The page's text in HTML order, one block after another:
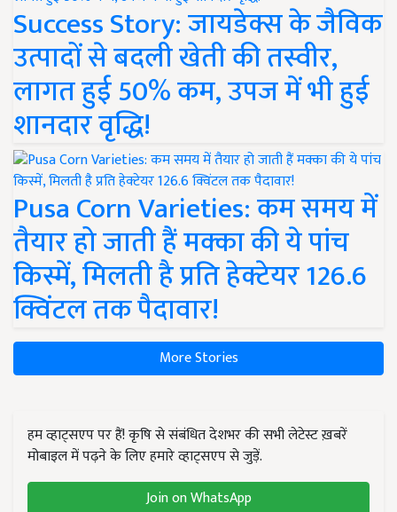
Success Story: जायडेक्स के जैविक
उत्पादों से बदली खेती की तस्वीर,
लागत हुई 50% कम, उपज में भी हुई
शानदार वृद्धि!
Pusa Corn Varieties: कम समय में
तैयार हो जाती हैं मक्का की ये पांच
किस्में, मिलती है प्रति हेक्टेयर 126.6
क्विंटल तक पैदावार!
More Stories
हम व्हाट्सएप पर हैं! कृषि से संबंधित देशभर की सभी लेटेस्ट ख़बरें
मोबाइल में पढ़ने के लिए हमारे व्हाट्सएप से जुड़ें.
Join on WhatsApp